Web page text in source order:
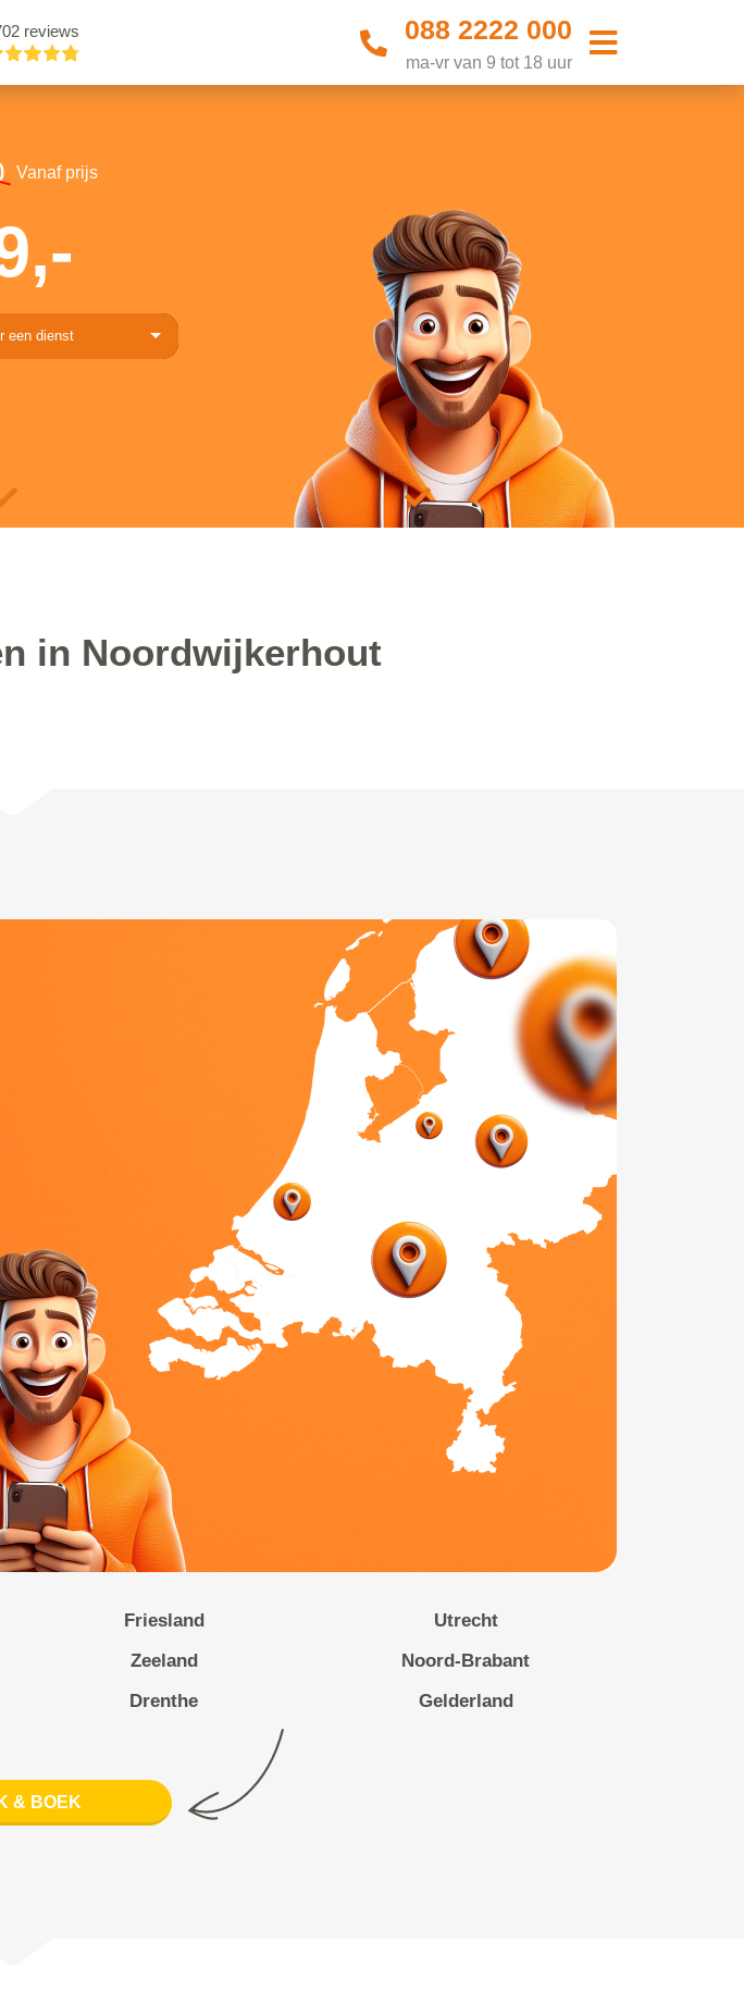
reviews 088 2222 000
ma-vr van 9 tot 18 uur
Vanaf prijs
een dienst
in Noordwijkerhout
Friesland
Utrecht
Zeeland
Noord-Brabant
Drenthe Gelderland
& BOEK